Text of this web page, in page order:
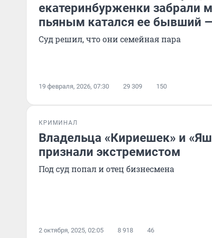
екатеринбурженки забрали
пьяным катался ее бывший
Суд решил, что они семейная пара
19 февраля, 2026, 07:30 29 309 150
КРИМИНАЛ
Владельца «Кириешек» и
признали экстремистом
Под суд попал и отец бизнесмена
2 октября, 2025, 02:05 8 918 46